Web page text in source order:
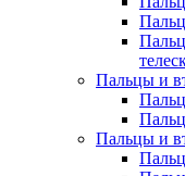
Пальцы и
Пальцы и